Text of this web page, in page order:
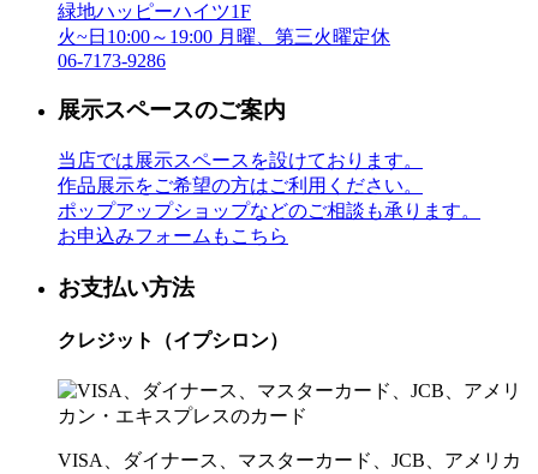
緑地ハッピーハイツ1F
火~日10:00～19:00 月曜、第三火曜定休
06-7173-9286
展示スペースのご案内
当店では展示スペースを設けております。
作品展示をご希望の方はご利用ください。
ポップアップショップなどのご相談も承ります。
お申込みフォームもこちら
お支払い方法
クレジット（イプシロン）
VISA、ダイナース、マスターカード、JCB、アメリカ